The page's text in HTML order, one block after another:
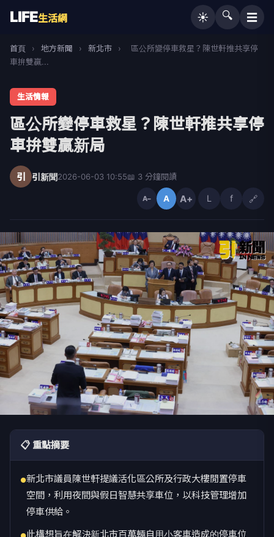
LIFE生活網 ☀️ 🔍 ☰
首頁 › 地方新聞 › 新北市 ›
區公所變停車救星？陳世軒推共享停
車拚雙贏...
生活情報
區公所變停車救星？陳世軒推共享停
車拚雙贏新局
引 引新聞2026-06-03 10:55📖 3 分鐘閱讀
A− A A+ L f 🔗
📋 重點摘要
●新北市議員陳世軒提議活化區公所及行政大樓閒置停車
空間，利用夜間與假日智慧共享車位，以科技管理增加
停車供給。
此構想旨在解決新北市百萬輛自用小客車造成的停車位